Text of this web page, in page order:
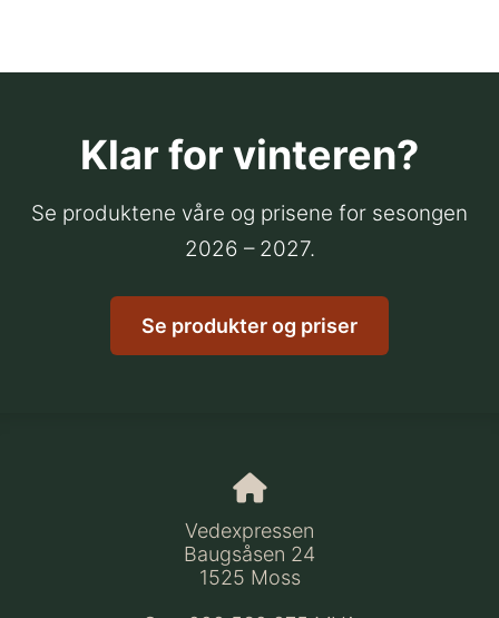
Klar for vinteren?
Se produktene våre og prisene for sesongen
2026 – 2027.
Se produkter og priser
Vedexpressen
Baugsåsen 24
1525 Moss